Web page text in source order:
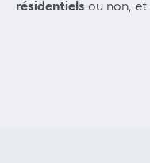
résidentiels ou non, et